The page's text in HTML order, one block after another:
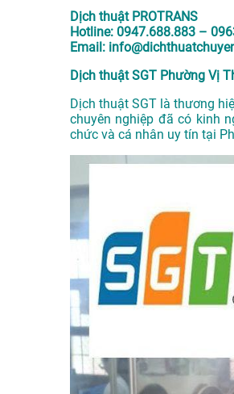
Dịch thuật PROTRANS
Hotline: 0947.688.883 –
Email:
Dịch thuật SGT Phường Vị
Dịch thuật SGT là thương
chuyên nghiệp đã có kinh
chức và cá nhân uy tín tại